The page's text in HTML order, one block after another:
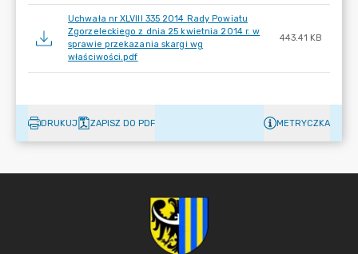
Uchwała nr XLVIII 335 2014 Rady Powiatu
Zgorzeleckiego z dnia 25 kwietnia 2014 r. w
sprawie przekazania skargi wg
właściwości.pdf
443.41 KB
DRUKUJ ZAPISZ DO PDF METRYCZKA